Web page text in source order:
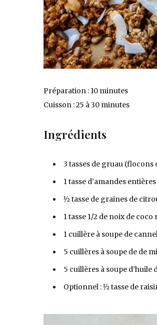
Préparation : 10 minutes
Cuisson : 25 à 30 minutes
Ingrédients
3 tasses de gruau (flocons
1 tasse d’amandes entières
1⁄2 tasse de graines de
1 tasse 1/2 de noix de
1 cuillère à soupe de
5 cuillères à soupe de de
5 cuillères à soupe
Optionnel : 1⁄2 tasse de